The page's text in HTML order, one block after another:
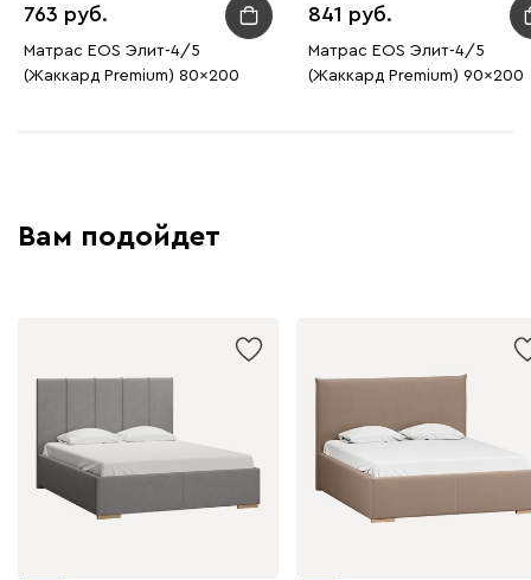
763
Матрас EOS Элит-4/5
(Жаккард Premium) 80x200
841
Матрас EOS Элит-4/5
(Жаккард Premium) 90x200
Вам подойдет